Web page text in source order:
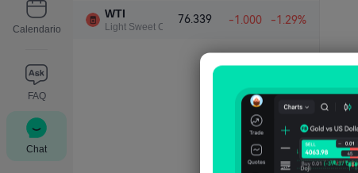
Calendario
FAQ
Chat
WTI
Light Sweet Crude Oil
76.339 -1.000 -1.29%